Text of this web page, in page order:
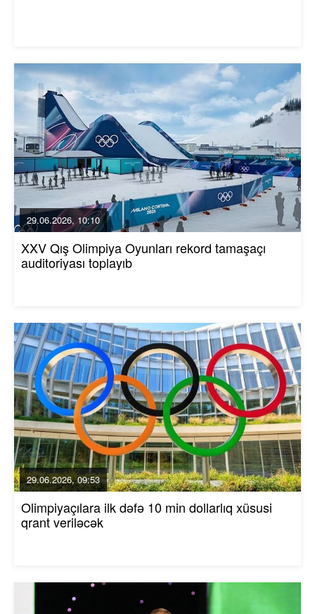
29.06.2026, 10:10
XXV Qış Olimpiya Oyunları rekord tamaşaçı
auditoriyası toplayıb
29.06.2026, 09:53
Olimpiyaçılara ilk dəfə 10 min dollarlıq xüsusi
qrant veriləcək